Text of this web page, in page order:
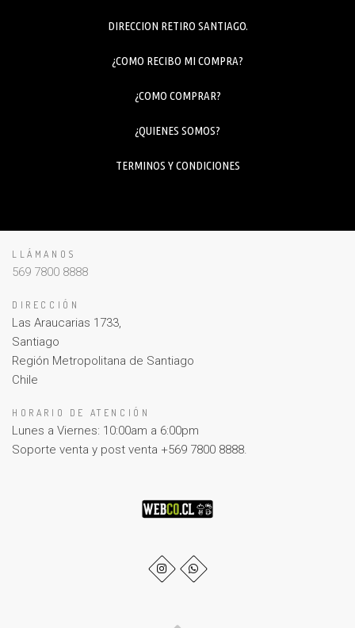
DIRECCION RETIRO SANTIAGO.
¿COMO RECIBO MI COMPRA?
¿COMO COMPRAR?
¿QUIENES SOMOS?
TERMINOS Y CONDICIONES
LLÁMANOS
569 7800 8888
DIRECCIÓN
Las Araucarias 1733,
Santiago
Región Metropolitana de Santiago
Chile
HORARIO DE ATENCIÓN
Lunes a Viernes: 10:00am a 6:00pm
Soporte venta y post venta +569 7800 8888.